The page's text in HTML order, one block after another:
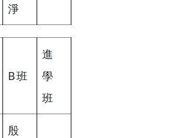
淨
B班
進
學
班
殷